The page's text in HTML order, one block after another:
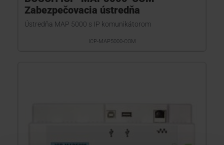
Zabezpečovacia ústredňa
Ústredňa MAP 5000 s IP komunikátorom
ICP-MAP5000-COM